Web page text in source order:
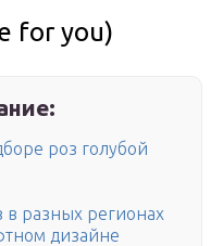
for you)
роз голубой
разных регионах
дизайне